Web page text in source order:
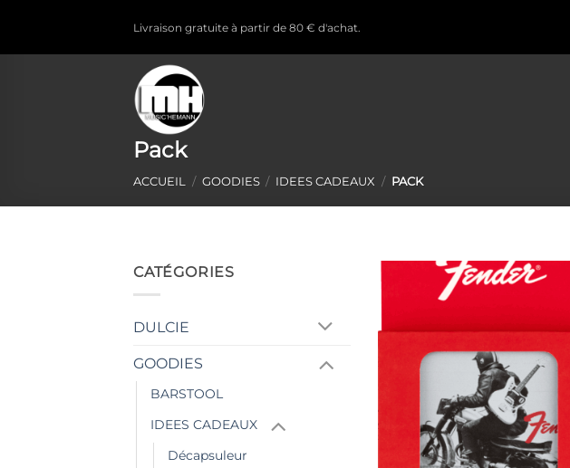
contenu
Livraison gratuite à partir de 80 € d'achat.
Pack
ACCUEIL / GOODIES / IDEES CADEAUX / PACK
CATÉGORIES
DULCIE
GOODIES
BARSTOOL
IDEES CADEAUX
Décapsuleur